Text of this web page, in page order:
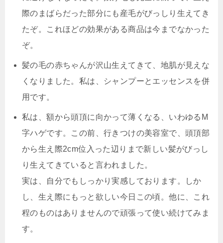
際のまばらだった部分にも産毛がびっしり生えてき
たぞ。
これほどの効果がある商品は今までなかった
ぞ。
髪の毛の赤ちゃんが沢山生えてきて、地肌が見えな
くなりました。私は、シャンプーとエッセンスを併
用です。
私は、額から頭頂に向かって薄くなる、いわゆるM
字ハゲです。この前、行きつけの美容室で、 頭頂部
から生え際2cm位入った辺りまで新しい髪がびっし
り生えてきていると言われました。
実は、自分でもしっかり実感しております。しか
し、生え際にもっと欲しい今日この頃。他に、これ
程のものはありませんので頑張って使い続けてみま
す。